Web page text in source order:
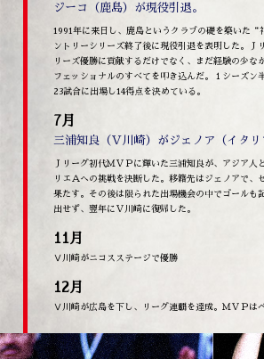
ジーコ（鹿島）が現役引退。
1991年に来日し、鹿島というクラブの礎を築いた
ントリーシリーズ終了後に現役引退を表明した。Ｊ
リーズ優勝に貢献するだけでなく、まだ経験の少な
フェッショナルのすべてを叩き込んだ。１シーズン
23試合に出場し14得点を決めている。
7月
三浦知良（Ｖ川崎）がジェノア（イタリ
Ｊリーグ初代ＭＶＰに輝いた三浦知良が、アジア人
リエＡへの挑戦を決断した。移籍先はジェノアで、
果たす。その後は限られた出場機会の中でゴールも
出せず、翌年にＶ川崎に復帰した。
11月
Ⅴ川崎がニコスステージで優勝
12月
Ⅴ川崎が広島を下し、リーグ連覇を達成。ＭＶＰは